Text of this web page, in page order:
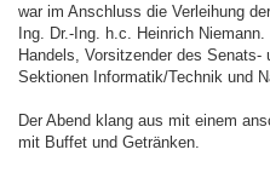
war im Anschluss die Verleihung
Ing. Dr.-Ing. h.c. Heinrich
Handels, Vorsitzender des
Sektionen Informatik/Technik und
Der Abend klang aus mit einem
mit Buffet und Getränken.